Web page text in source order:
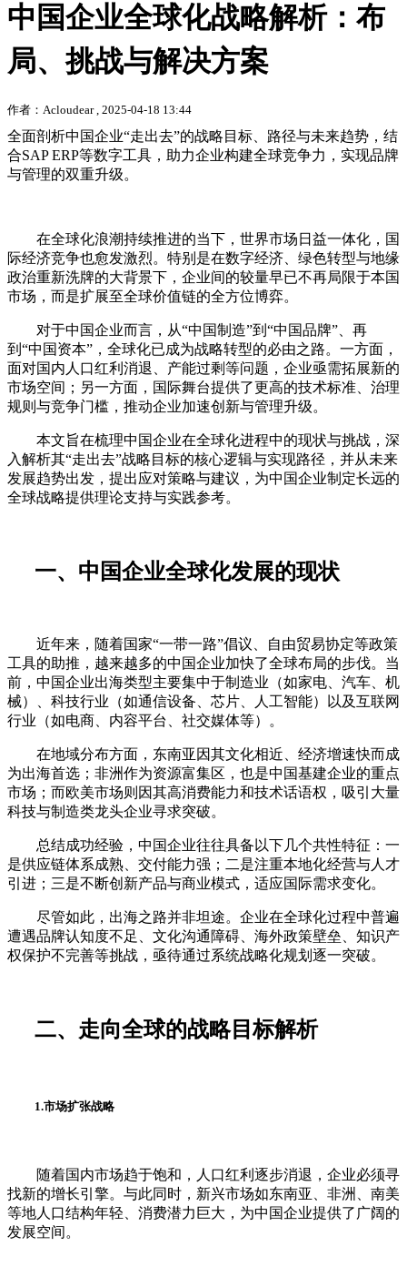
中国企业全球化战略解析：布
局、挑战与解决方案
作者：Acloudear , 2025-04-18 13:44
全面剖析中国企业“走出去”的战略目标、路径与未来趋势，结
合SAP ERP等数字工具，助力企业构建全球竞争力，实现品牌
与管理的双重升级。
在全球化浪潮持续推进的当下，世界市场日益一体化，国
际经济竞争也愈发激烈。特别是在数字经济、绿色转型与地缘
政治重新洗牌的大背景下，企业间的较量早已不再局限于本国
市场，而是扩展至全球价值链的全方位博弈。
对于中国企业而言，从“中国制造”到“中国品牌”、再
到“中国资本”，全球化已成为战略转型的必由之路。一方面，
面对国内人口红利消退、产能过剩等问题，企业亟需拓展新的
市场空间；另一方面，国际舞台提供了更高的技术标准、治理
规则与竞争门槛，推动企业加速创新与管理升级。
本文旨在梳理中国企业在全球化进程中的现状与挑战，深
入解析其“走出去”战略目标的核心逻辑与实现路径，并从未来
发展趋势出发，提出应对策略与建议，为中国企业制定长远的
全球战略提供理论支持与实践参考。
一、中国企业全球化发展的现状
近年来，随着国家“一带一路”倡议、自由贸易协定等政策
工具的助推，越来越多的中国企业加快了全球布局的步伐。当
前，中国企业出海类型主要集中于制造业（如家电、汽车、机
械）、科技行业（如通信设备、芯片、人工智能）以及互联网
行业（如电商、内容平台、社交媒体等）。
在地域分布方面，东南亚因其文化相近、经济增速快而成
为出海首选；非洲作为资源富集区，也是中国基建企业的重点
市场；而欧美市场则因其高消费能力和技术话语权，吸引大量
科技与制造类龙头企业寻求突破。
总结成功经验，中国企业往往具备以下几个共性特征：一
是供应链体系成熟、交付能力强；二是注重本地化经营与人才
引进；三是不断创新产品与商业模式，适应国际需求变化。
尽管如此，出海之路并非坦途。企业在全球化过程中普遍
遭遇品牌认知度不足、文化沟通障碍、海外政策壁垒、知识产
权保护不完善等挑战，亟待通过系统战略化规划逐一突破。
二、走向全球的战略目标解析
1.市场扩张战略
随着国内市场趋于饱和，人口红利逐步消退，企业必须寻
找新的增长引擎。与此同时，新兴市场如东南亚、非洲、南美
等地人口结构年轻、消费潜力巨大，为中国企业提供了广阔的
发展空间。